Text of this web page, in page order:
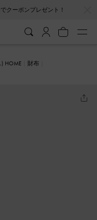
クーポンプレゼント！
HOME
財布